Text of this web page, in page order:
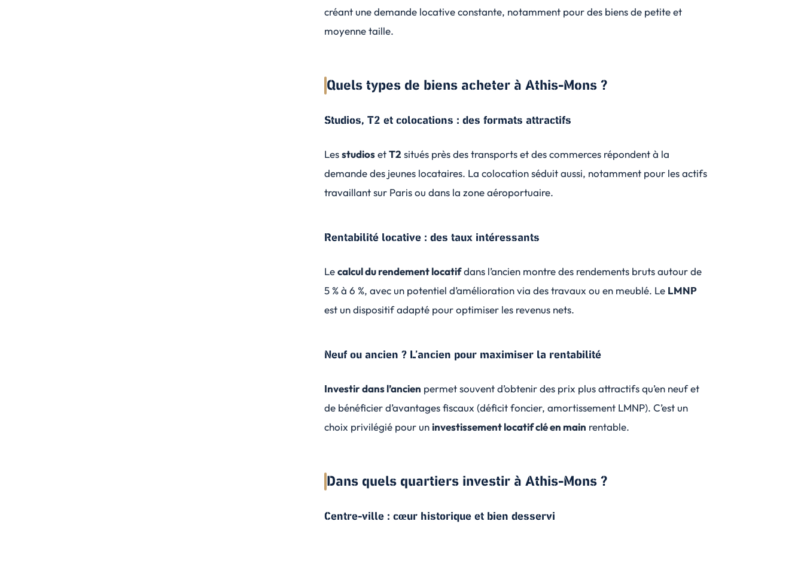
créant une demande locative constante, notamment pour des biens de petite et
moyenne taille.
Quels types de biens acheter à Athis-Mons ?
Studios, T2 et colocations : des formats attractifs
LesstudiosetT2 situés près des transports et des commerces répondent à la
demande des jeunes locataires. La colocation séduit aussi, notamment pour les actifs
travaillant sur Paris ou dans la zone aéroportuaire.
Rentabilité locative : des taux intéressants
Lecalcul du rendement locatifdans l’ancien montre des rendements bruts autour de
5 % à 6 %, avec un potentiel d’amélioration via des travaux ou en meublé. Le LMNP
est un dispositif adapté pour optimiser les revenus nets.
Neuf ou ancien ? L’ancien pour maximiser la rentabilité
Investir dans l’ancien permet souvent d’obtenir des prix plus attractifs qu’en neuf et
de bénéficier d’avantages fiscaux (déficit foncier, amortissement LMNP). C’est un
choix privilégié pour uninvestissement locatif clé en main rentable.
Dans quels quartiers investir à Athis-Mons ?
Centre-ville : cœur historique et bien desservi